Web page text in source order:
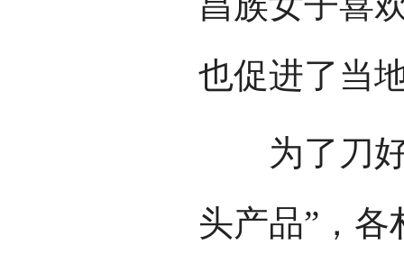
也促进了当
为了刀好
头产品”，